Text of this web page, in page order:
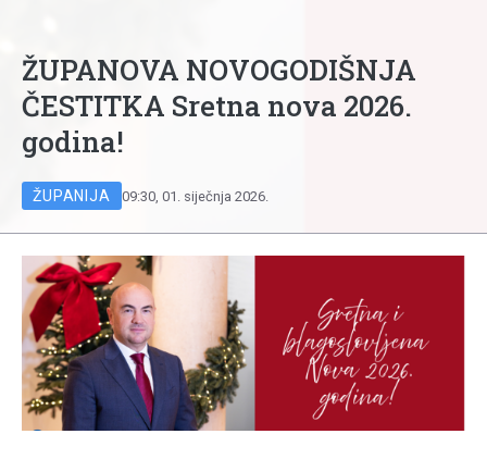
ŽUPANOVA NOVOGODIŠNJA
ČESTITKA Sretna nova 2026.
godina!
ŽUPANIJA 09:30, 01. siječnja 2026.